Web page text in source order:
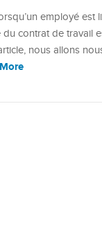
employé est
contrat de travail
nous allons